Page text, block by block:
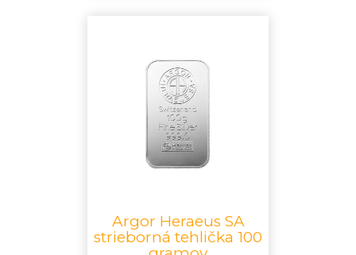
Argor Heraeus SA
strieborná tehlička 100